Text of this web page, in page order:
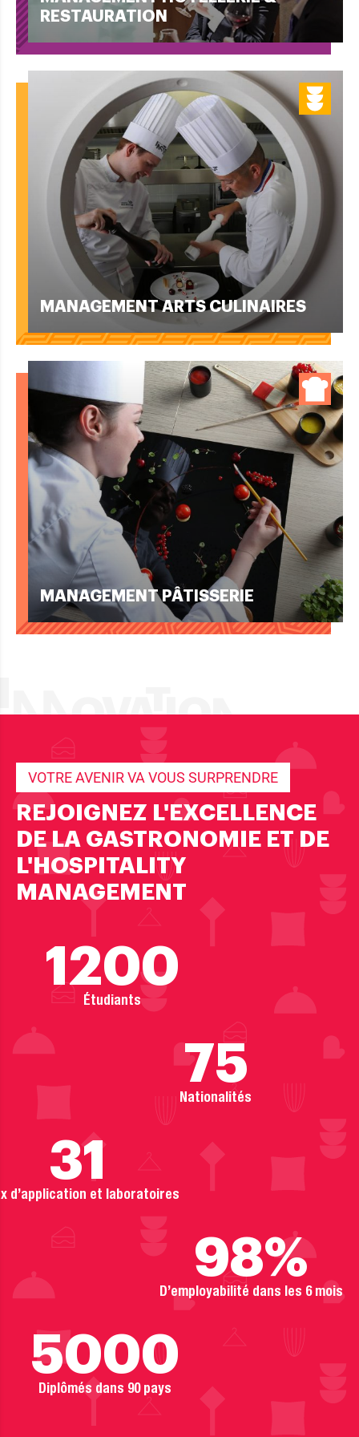
RESTAURATION
MANAGEMENT ARTS CULINAIRES
MANAGEMENT PÂTISSERIE
VOTRE AVENIR VA VOUS SURPRENDRE
REJOIGNEZ L'EXCELLENCE
DE LA GASTRONOMIE ET DE
L'HOSPITALITY
MANAGEMENT
1200
Étudiants
5000
Diplômés dans 90 pays
75
Nationalités
31
d’application et laboratoires
98%
D’employabilité dans les 6 mois